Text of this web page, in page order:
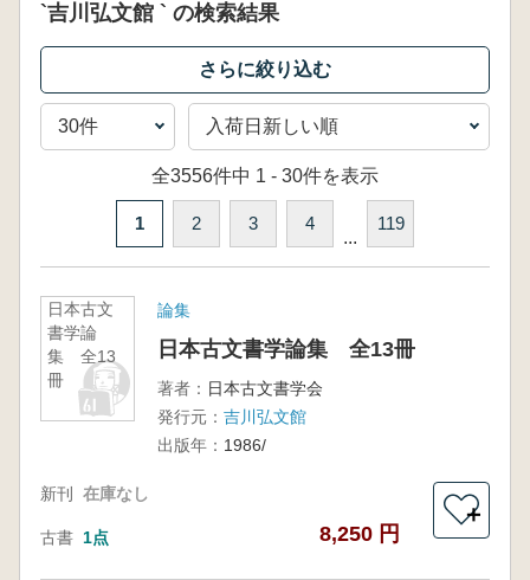
`吉川弘文館 ` の検索結果
全3556件中 1 - 30件を表示
1 2 3 4
...
119
日本古文
書学論
集 全13
冊
論集
日本古文書学論集 全13冊
著者： 日本古文書学会
発行元： 吉川弘文館
出版年： 1986/
新刊 在庫なし
古書 1点 8,250 円
＋